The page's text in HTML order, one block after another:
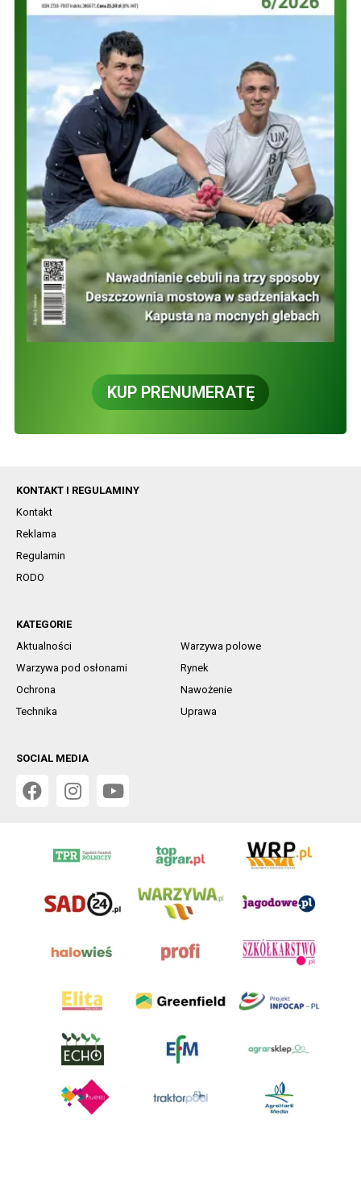
KUP PRENUMERATĘ
KONTAKT I REGULAMINY
Kontakt
Reklama
Regulamin
RODO
KATEGORIE
Aktualności
Warzywa polowe
Warzywa pod osłonami
Rynek
Ochrona
Nawożenie
Technika
Uprawa
SOCIAL MEDIA